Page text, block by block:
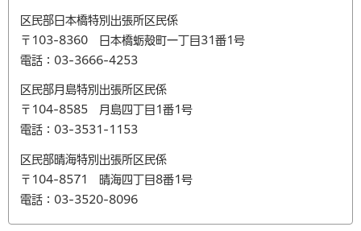
区民部日本橋特別出張所区民係
〒103-8360 日本橋蛎殻町一丁目31番1号
電話：03-3666-4253
区民部月島特別出張所区民係
〒104-8585 月島四丁目1番1号
電話：03-3531-1153
区民部晴海特別出張所区民係
〒104-8571 晴海四丁目8番1号
電話：03-3520-8096